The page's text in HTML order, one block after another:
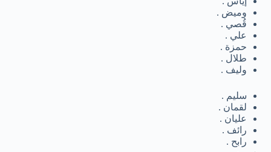
وميض .
قُصي .
علي .
حمزة .
طلال .
وليف .
سليم .
لقمان .
عليان .
رائف .
رابح .